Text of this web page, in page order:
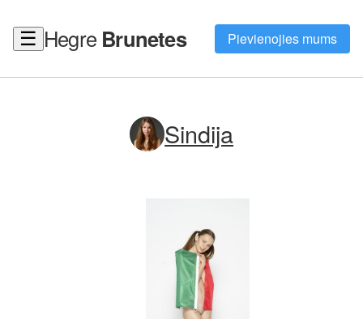
☰ Hegre Brunetes Pievienojies mums
Sindija